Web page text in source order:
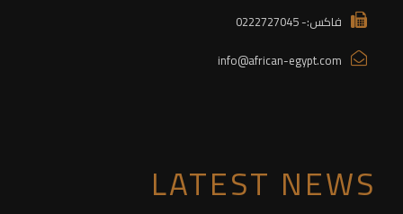
فاكس:- 0222727045
info@african-egypt.com
LATEST NEWS